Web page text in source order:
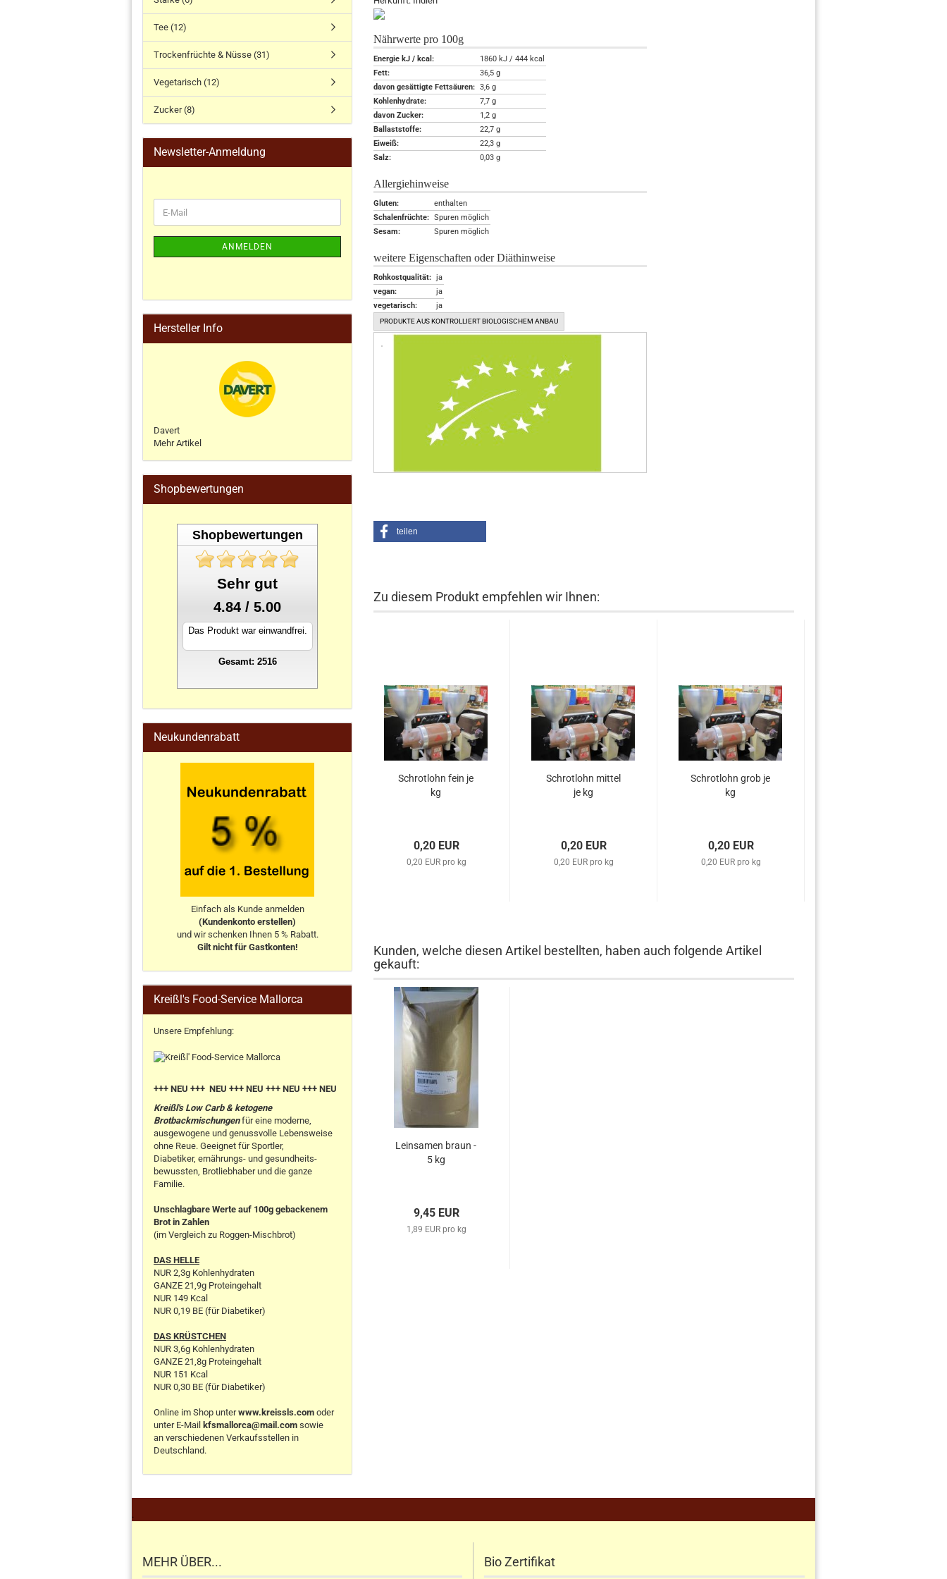
Nährwerte pro 100g
Energie kJ / kcal:
1860 kJ / 444 kcal
Fett:
36,5 g
davon gesättigte Fettsäuren: 3,6 g
Kohlenhydrate:
7,7 g
davon Zucker:
1,2 g
Ballaststoffe:
22,7 g
Eiweiß:
22,3 g
Salz:
0,03 g
Allergiehinweise
Gluten:
enthalten
Schalenfrüchte: Spuren möglich
Sesam:
Spuren möglich
weitere Eigenschaften oder Diäthinweise
Rohkostqualität: ja
vegan:
ja
vegetarisch:
ja
PRODUKTE AUS KONTROLLIERT BIOLOGISCHEM ANBAU
teilen
Zu diesem Produkt empfehlen wir Ihnen:
Schrotlohn fein je
kg
0,20 EUR
0,20 EUR pro kg
Schrotlohn mittel
je kg
0,20 EUR
0,20 EUR pro kg
Schrotlohn grob je
kg
0,20 EUR
0,20 EUR pro kg
Kunden, welche diesen Artikel bestellten, haben auch folgende Artikel
gekauft:
Leinsamen braun -
5 kg
9,45 EUR
1,89 EUR pro kg
Tee (12)
Trockenfrüchte & Nüsse (31)
Vegetarisch (12)
Zucker (8)
Newsletter-Anmeldung
ANMELDEN
Hersteller Info
Davert
Mehr Artikel
Shopbewertungen
Shopbewertungen
Sehr gut
4.84 / 5.00
Das Produkt war einwandfrei.
Gesamt: 2516
Neukundenrabatt
Einfach als Kunde anmelden
(Kundenkonto erstellen)
und wir schenken Ihnen 5 % Rabatt.
Gilt nicht für Gastkonten!
Kreißl's Food-Service Mallorca
Unsere Empfehlung:
+++ NEU +++ NEU +++ NEU +++ NEU +++ NEU
Kreißl's Low Carb & ketogene
Brotbackmischungenfür eine moderne,
ausgewogene und genussvolle Lebensweise
ohne Reue. Geeignet für Sportler,
Diabetiker, ernährungs- und gesundheits-
bewussten, Brotliebhaber und die ganze
Familie.
Unschlagbare Werte auf 100g gebackenem
Brot in Zahlen
(im Vergleich zu Roggen-Mischbrot)
DAS HELLE
NUR 2,3g Kohlenhydraten
GANZE 21,9g Proteingehalt
NUR 149 Kcal
NUR 0,19 BE (für Diabetiker)
DAS KRÜSTCHEN
NUR 3,6g Kohlenhydraten
GANZE 21,8g Proteingehalt
NUR 151 Kcal
NUR 0,30 BE (für Diabetiker)
Online im Shop unterwww.kreissls.com oder
unter E-Mail kfsmallorca@mail.com sowie
an verschiedenen Verkaufsstellen in
Deutschland.
.
MEHR ÜBER... Bio Zertifikat